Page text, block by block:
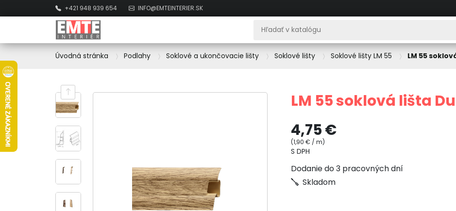
+421 948 939 654 INFO@EMTEINTERIER.SK
Úvodná stránka Podlahy Soklové a ukončovacie lišty Soklové lišty Soklové lišty LM 55 LM 55
LM 55 soklová lišta
4,75 €
(1,90 € / m)
S DPH
Dodanie do 3 pracovných dní
Skladom